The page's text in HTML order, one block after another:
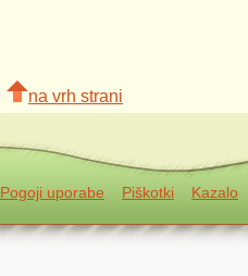
na vrh strani
Pogoji uporabe Piškotki Kazalo